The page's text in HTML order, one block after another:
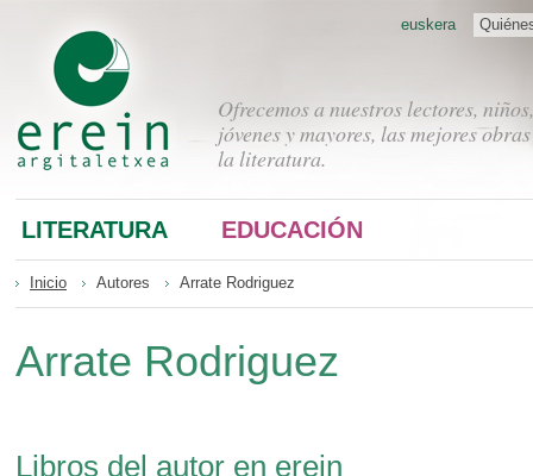
Ofrecemos a nuestros lectores, niños,
jóvenes y mayores, las mejores
la literatura.
euskera
LITERATURA EDUCACIÓN
Inicio Autores Arrate Rodriguez
Arrate Rodriguez
Libros del autor en erein